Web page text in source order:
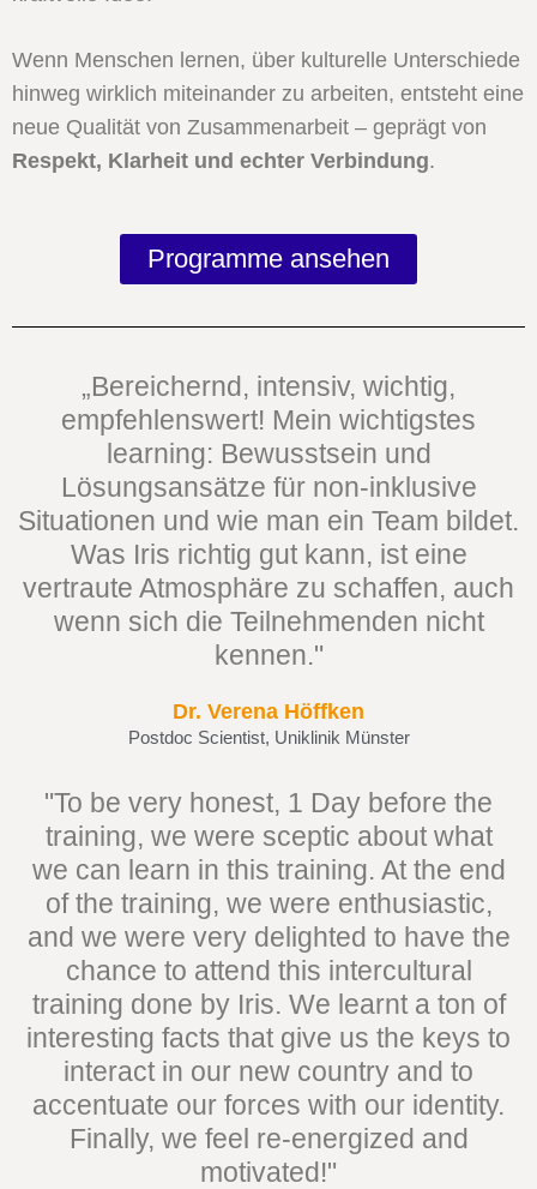
Wenn Menschen lernen, über kulturelle Unterschiede
hinweg wirklich miteinander zu arbeiten, entsteht eine
neue Qualität von Zusammenarbeit – geprägt von
Respekt, Klarheit und echter Verbindung.
Programme ansehen
„Bereichernd, intensiv, wichtig,
empfehlenswert! Mein wichtigstes
learning: Bewusstsein und
Lösungsansätze für non-inklusive
Situationen und wie man ein Team bildet.
Was Iris richtig gut kann, ist eine
vertraute Atmosphäre zu schaffen, auch
wenn sich die Teilnehmenden nicht
kennen."
Dr. Verena Höffken
Postdoc Scientist, Uniklinik Münster
"To be very honest, 1 Day before the
training, we were sceptic about what
we can learn in this training. At the end
of the training, we were enthusiastic,
and we were very delighted to have the
chance to attend this intercultural
training done by Iris. We learnt a ton of
interesting facts that give us the keys to
interact in our new country and to
accentuate our forces with our identity.
Finally, we feel re-energized and
motivated!"